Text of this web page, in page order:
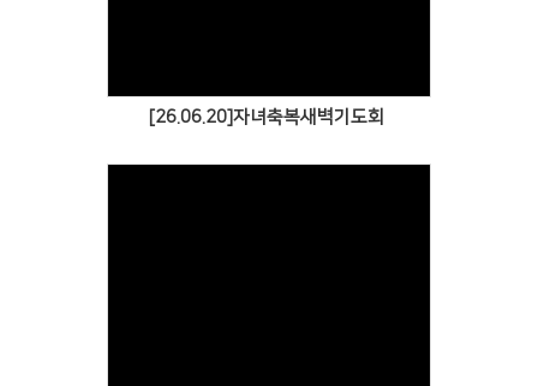
[26.06.20]자녀축복새벽기도회